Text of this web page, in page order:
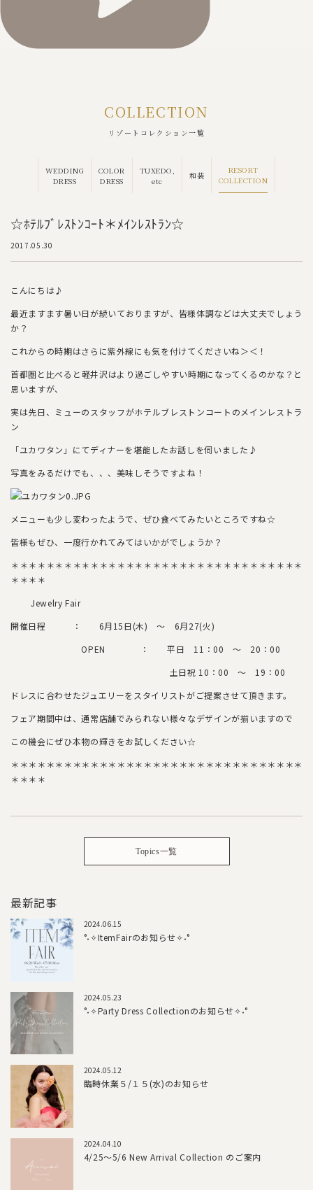
COLLECTION
リゾートコレクション一覧
WEDDING
DRESS
COLOR
DRESS
TUXEDO,
etc
和装
RESORT
COLLECTION
☆ﾎﾃﾙﾌﾞﾚｽﾄﾝｺｰﾄ＊ﾒｲﾝﾚｽﾄﾗﾝ☆
2017.05.30
こんにちは♪
最近ますます暑い日が続いておりますが、皆様体調などは大丈夫でしょう
か？
これからの時期はさらに紫外線にも気を付けてくださいね＞＜！
首都圏と比べると軽井沢はより過ごしやすい時期になってくるのかな？と
思いますが、
実は先日、ミューのスタッフがホテルブレストンコートのメインレストラ
ン
「ユカワタン」にてディナーを堪能したお話しを伺いました♪
写真をみるだけでも、、、美味しそうですよね！
メニューも少し変わったようで、ぜひ食べてみたいところですね☆
皆様もぜひ、一度行かれてみてはいかがでしょうか？
＊＊＊＊＊＊＊＊＊＊＊＊＊＊＊＊＊＊＊＊＊＊＊＊＊＊＊＊＊＊＊＊＊
＊＊＊＊
Jewelry Fair
開催日程 ： 6月15日(木) ～ 6月27(火)
OPEN ： 平日 11：00 ～ 20：00
土日祝 10：00 ～ 19：00
ドレスに合わせたジュエリーをスタイリストがご提案させて頂きます。
フェア期間中は、通常店舗でみられない様々なデザインが揃いますので
この機会にぜひ本物の輝きをお試しください☆
＊＊＊＊＊＊＊＊＊＊＊＊＊＊＊＊＊＊＊＊＊＊＊＊＊＊＊＊＊＊＊＊＊
＊＊＊＊
Topics一覧
最新記事
2024.06.15
°˖✧ItemFairのお知らせ✧˖°
2024.05.23
°˖✧Party Dress Collectionのお知らせ✧˖°
2024.05.12
臨時休業５/１５(水)のお知らせ
2024.04.10
4/25～5/6 New Arrival Collection のご案内